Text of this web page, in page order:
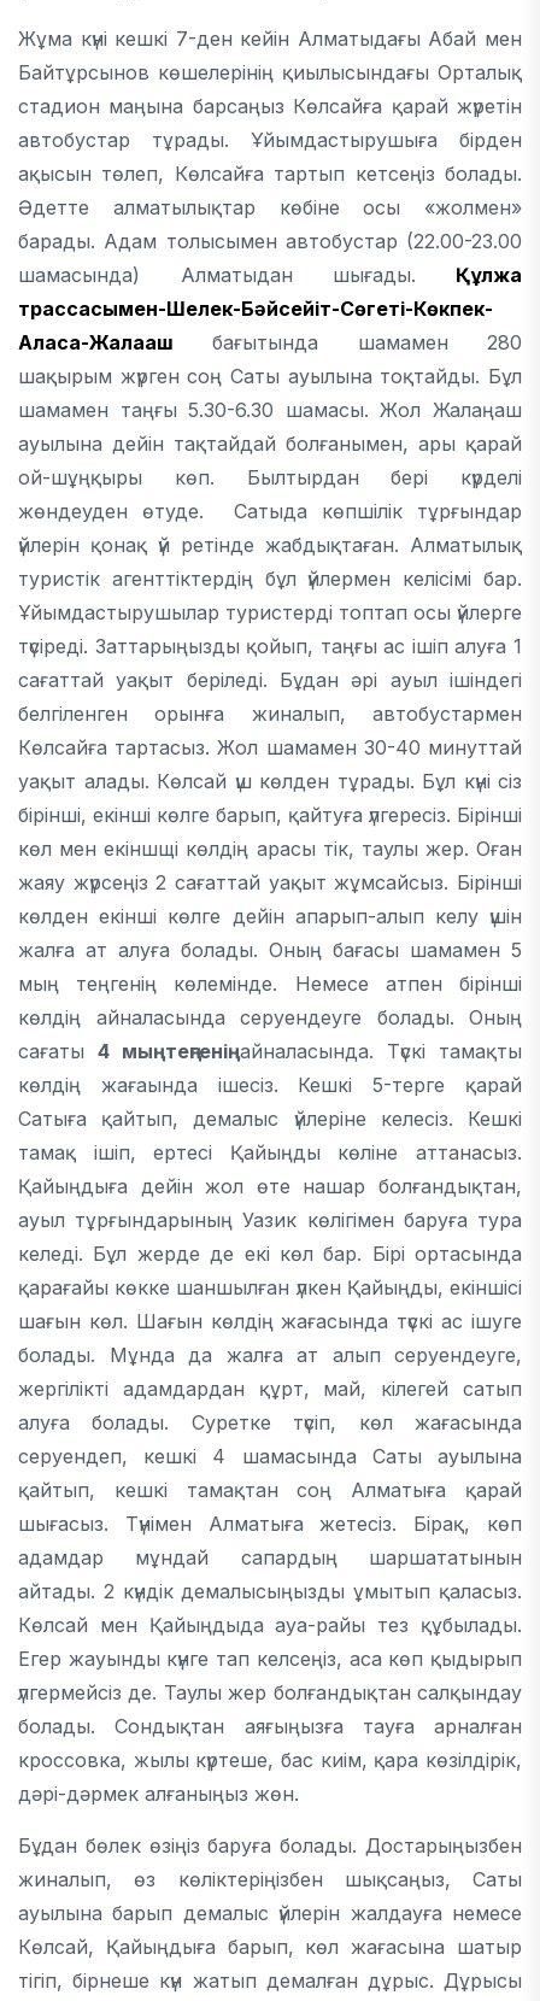
Жұма күні кешкі 7-ден кейін Алматыдағы Абай мен
Байтұрсынов көшелерінің қиылысындағы Орталық
стадион маңына барсаңыз Көлсайға қарай жүретін
автобустар тұрады. Ұйымдастырушыға бірден
ақысын төлеп, Көлсайға тартып кетсеңіз болады.
Әдетте алматылықтар көбіне осы «жолмен»
барады. Адам толысымен автобустар (22.00-23.00
шамасында) Алматыдан шығады. Құлжа
трассасымен-Шелек-Бәйсейіт-Сөгеті-Көкпек-
Аласа-Жалаңаш
бағытында шамамен 280
шақырым жүрген соң Саты ауылына тоқтайды. Бұл
шамамен таңғы 5.30-6.30 шамасы. Жол Жалаңаш
ауылына дейін тақтайдай болғанымен, ары қарай
ой-шұңқыры көп. Былтырдан бері күрделі
жөндеуден өтуде. Сатыда көпшілік тұрғындар
үйлерін қонақ үй ретінде жабдықтаған. Алматылық
туристік агенттіктердің бұл үйлермен келісімі бар.
Ұйымдастырушылар туристерді топтап осы үйлерге
түсіреді. Заттарыңызды қойып, таңғы ас ішіп алуға 1
сағаттай уақыт беріледі. Бұдан әрі ауыл ішіндегі
белгіленген орынға жиналып, автобустармен
Көлсайға тартасыз. Жол шамамен 30-40 минуттай
уақыт алады. Көлсай үш көлден тұрады. Бұл күні сіз
бірінші, екінші көлге барып, қайтуға үлгересіз. Бірінші
көл мен екіншщі көлдің арасы тік, таулы жер. Оған
жаяу жүрсеңіз 2 сағаттай уақыт жұмсайсыз. Бірінші
көлден екінші көлге дейін апарып-алып келу үшін
жалға ат алуға болады. Оның бағасы шамамен 5
мың теңгенің көлемінде. Немесе атпен бірінші
көлдің айналасында серуендеуге болады. Оның
сағаты 4 мың теңгеніңайналасында. Түскі тамақты
көлдің жағаында ішесіз. Кешкі 5-терге қарай
Сатыға қайтып, демалыс үйлеріне келесіз. Кешкі
тамақ ішіп, ертесі Қайыңды көліне аттанасыз.
Қайыңдыға дейін жол өте нашар болғандықтан,
ауыл тұрғындарының Уазик көлігімен баруға тура
келеді. Бұл жерде де екі көл бар. Бірі ортасында
қарағайы көкке шаншылған үлкен Қайыңды, екіншісі
шағын көл. Шағын көлдің жағасында түскі ас ішуге
болады. Мұнда да жалға ат алып серуендеуге,
жергілікті адамдардан құрт, май, кілегей сатып
алуға болады. Суретке түсіп, көл жағасында
серуендеп, кешкі 4 шамасында Саты ауылына
қайтып, кешкі тамақтан соң Алматыға қарай
шығасыз. Түнімен Алматыға жетесіз. Бірақ, көп
адамдар мұндай сапардың шаршататынын
айтады. 2 күндік демалысыңызды ұмытып қаласыз.
Көлсай мен Қайыңдыда ауа-райы тез құбылады.
Егер жауынды күнге тап келсеңіз, аса көп қыдырып
үлгермейсіз де. Таулы жер болғандықтан салқындау
болады. Сондықтан аяғыңызға тауға арналған
кроссовка, жылы күртеше, бас киім, қара көзілдірік,
дәрі-дәрмек алғаныңыз жөн.
Бұдан бөлек өзіңіз баруға болады. Достарыңызбен
жиналып, өз көліктеріңізбен шықсаңыз, Саты
ауылына барып демалыс үйлерін жалдауға немесе
Көлсай, Қайыңдыға барып, көл жағасына шатыр
тігіп, бірнеше күн жатып демалған дұрыс. Дұрысы